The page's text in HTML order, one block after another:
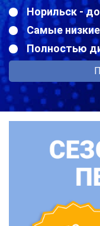
Норильск -
Самые
Полностью